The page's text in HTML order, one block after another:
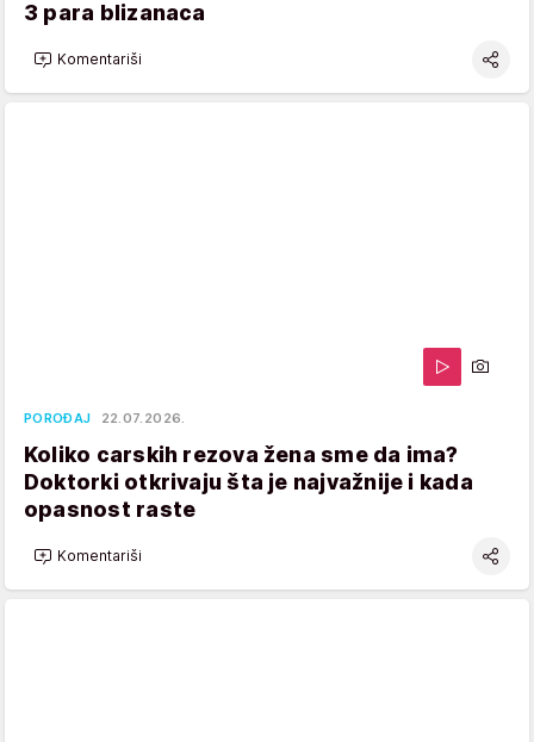
3 para blizanaca
Komentariši
POROĐAJ 22.07.2026.
Koliko carskih rezova žena sme da ima?
Doktorki otkrivaju šta je najvažnije i kada
opasnost raste
Komentariši